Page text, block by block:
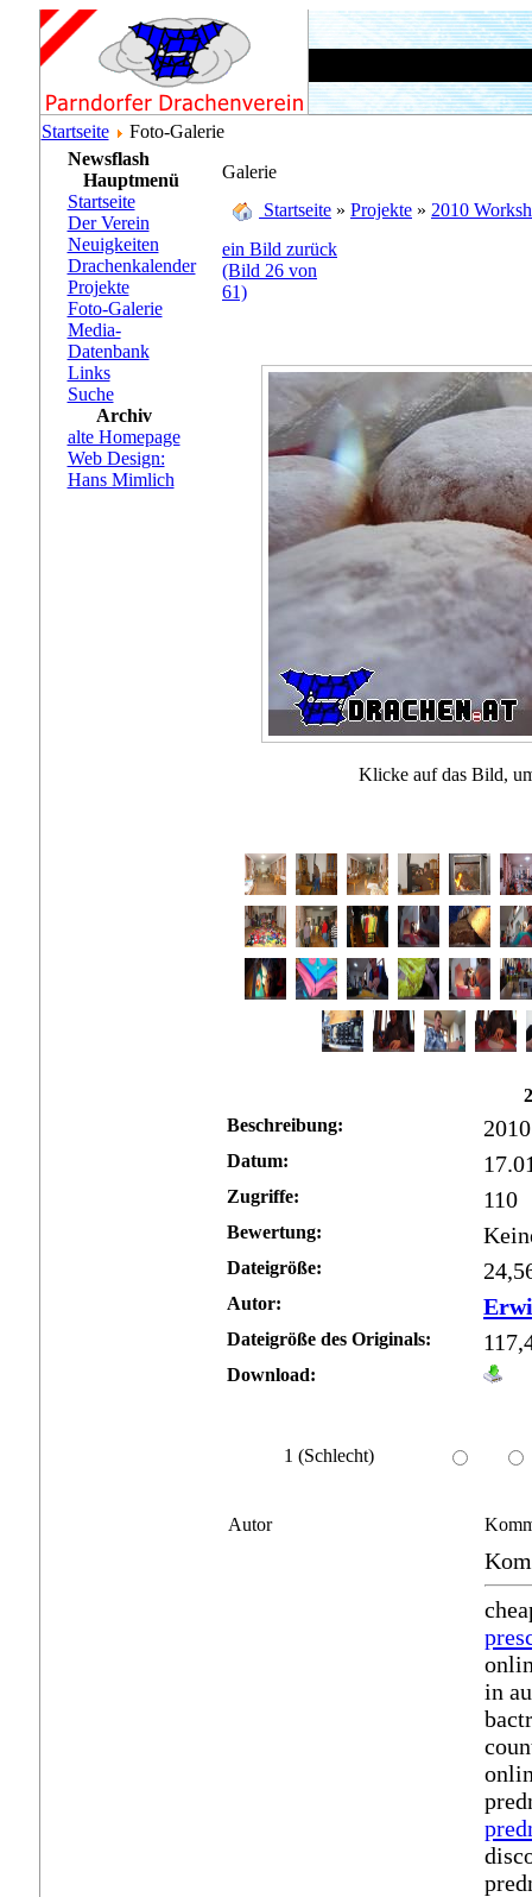
Startseite
Foto-Galerie
Newsflash
Hauptmenü
Startseite
Der Verein
Neuigkeiten
Drachenkalender
Projekte
Foto-Galerie
Media-
Datenbank
Links
Suche
Archiv
alte Homepage
Web Design:
Hans Mimlich
Galerie
Startseite » Projekte » 2010
ein Bild zurück
(Bild 26 von
61)
Klicke auf das Bild,
Beschreibung:
Datum:
Zugriffe: 110
Bewertung:
Dateigröße:
Autor:
Dateigröße des Originals:
Download:
1 (Schlecht)
Autor
in